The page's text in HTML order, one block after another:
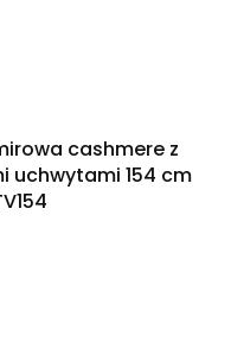
cashmere z
uchwytami 154 cm